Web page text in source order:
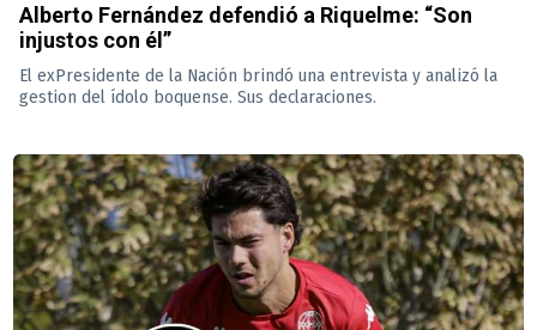
Alberto Fernández defendió a Riquelme: “Son
injustos con él”
El exPresidente de la Nación brindó una entrevista y analizó la
gestion del ídolo boquense. Sus declaraciones.